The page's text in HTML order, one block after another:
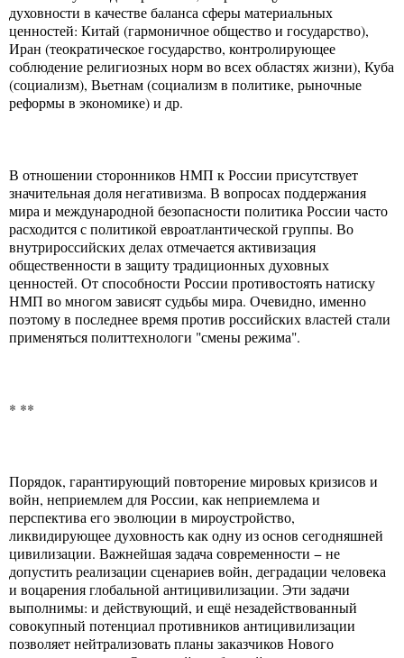
духовности в качестве баланса сферы материальных
ценностей: Китай (гармоничное общество и государство),
Иран (теократическое государство, контролирующее
соблюдение религиозных норм во всех областях жизни), Куба
(социализм), Вьетнам (социализм в политике, рыночные
реформы в экономике) и др.
В отношении сторонников НМП к России присутствует
значительная доля негативизма. В вопросах поддержания
мира и международной безопасности политика России часто
расходится с политикой евроатлантической группы. Во
внутрироссийских делах отмечается активизация
общественности в защиту традиционных духовных
ценностей. От способности России противостоять натиску
НМП во многом зависят судьбы мира. Очевидно, именно
поэтому в последнее время против российских властей стали
применяться политтехнологи "смены режима".
* **
Порядок, гарантирующий повторение мировых кризисов и
войн, неприемлем для России, как неприемлема и
перспектива его эволюции в мироустройство,
ликвидирующее духовность как одну из основ сегодняшней
цивилизации. Важнейшая задача современности − не
допустить реализации сценариев войн, деградации человека
и воцарения глобальной антицивилизации. Эти задачи
выполнимы: и действующий, и ещё незадействованный
совокупный потенциал противников антицивилизации
позволяет нейтрализовать планы заказчиков Нового